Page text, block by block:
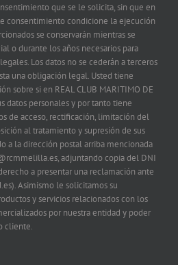
que se le solicita, sin que en
consentimiento condicione la ejecución
se conservarán mientras se
o durante los años necesarios para
Los datos no se cederán a terceros
una obligación legal. Usted tiene
sobre si en REAL CLUB MARITIMO DE
datos personales y por tanto tiene
de acceso, rectificación, limitación del
al tratamiento y supresión de sus
a la dirección postal arriba mencionada
adjuntando copia del DNI
a presentar una reclamación ante
Asimismo le solicitamos su
y servicios relacionados con los
por nuestra entidad y poder
cliente.